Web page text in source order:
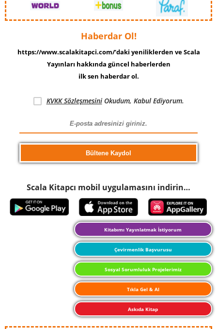
Haberdar Ol!
https://www.scalakitapci.com/’daki yeniliklerden ve Scala
Yayınları hakkında güncel haberlerden
ilk sen haberdar ol.
KVKK SözleşmesiniOkudum, Kabul Ediyorum.
Scala Kitapcı mobil uygulamasını indirin…
Kitabımı Yayınlatmak İstiyorum
Çevirmenlik Başvurusu
Sosyal Sorumluluk Projelerimiz
Tıkla Gel & Al
Askıda Kitap